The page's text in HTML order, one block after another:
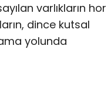
varlıkların hor
dince kutsal
yolunda